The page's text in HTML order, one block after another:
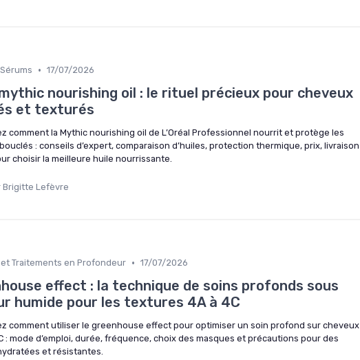
• 17/07/2026
nourishing oil : le rituel précieux pour cheveux
et texturés
comment la Mythic nourishing oil de L’Oréal Professionnel nourrit et protège les
: conseils d’expert, comparaison d’huiles, protection thermique, prix, livraison
choisir la meilleure huile nourrissante.
Brigitte Lefèvre
Traitements en Profondeur • 17/07/2026
effect : la technique de soins profonds sous
humide pour les textures 4A à 4C
comment utiliser le greenhouse effect pour optimiser un soin profond sur cheveux
: mode d’emploi, durée, fréquence, choix des masques et précautions pour des
et résistantes.